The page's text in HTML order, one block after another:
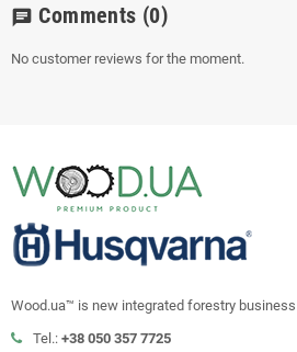
chat Comments (0)
No customer reviews for the moment.
Wood.ua™ is new integrated forestry business
Tel.: +38 050 357 7725